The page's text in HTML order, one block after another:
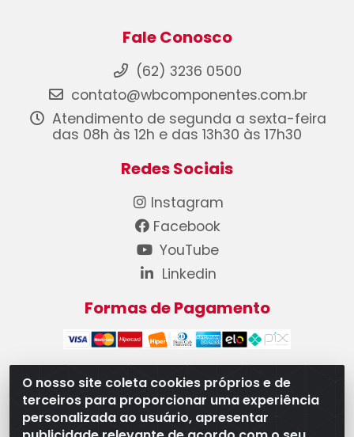
O nosso site coleta cookies próprios e de
terceiros para proporcionar uma experiência
personalizada ao usuário, apresentar
Fale Conosco
(62) 3236 0500
contato@wbcomponentes.com.br
Atendimento de segunda a sexta-feira
das 08h às 12h e das 13h30 às 17h30
Redes Sociais
Instagram
Facebook
YouTube
Linkedin
Formas de Pagamento
WB Componentes Automotivos LTDA - CNPJ
08.528.393/0001-12 - Rua do Níquel, 667 - Parque